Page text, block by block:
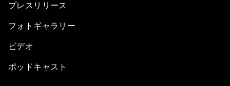
プレスリリース
フォトギャラリー
ビデオ
ポッドキャスト